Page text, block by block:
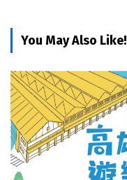
You May Also Like!